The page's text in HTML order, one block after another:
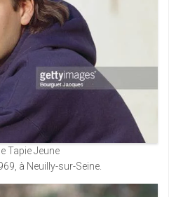
Tapie Jeune
à Neuilly-sur-Seine.